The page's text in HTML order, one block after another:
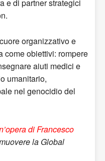
e di partner strategici
organizzativo e
come obiettivi: rompere
aiuti medici e
umanitario,
nel genocidio del
di Francesco
la Global